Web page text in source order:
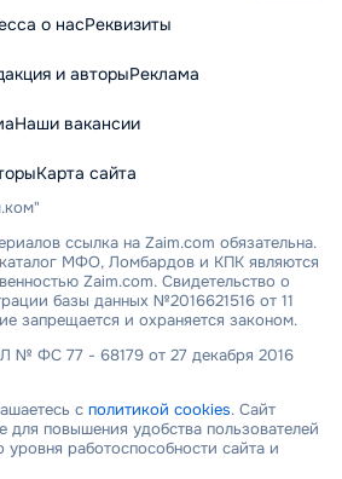
о насРеквизиты
и авторыРеклама
Наши вакансии
Карта сайта
ссылка на Zaim.com обязательна.
МФО, Ломбардов и КПК являются
Zaim.com. Свидетельство о
базы данных №2016621516 от 11
запрещается и охраняется законом.
№ ФС 77 - 68179 от 27 декабря 2016
с политикой cookies. Сайт
для повышения удобства пользователей
работоспособности сайта и